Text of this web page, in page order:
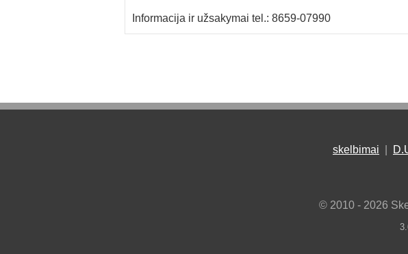
Informacija ir užsakymai tel.: 8659-07990
skelbimai
© 2010 - 2026